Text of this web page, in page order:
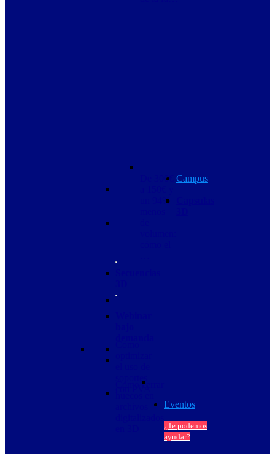
De 300€
un 94%
Campus
Cómo cerrar
Eventos
¿Te podemos
ayudar?